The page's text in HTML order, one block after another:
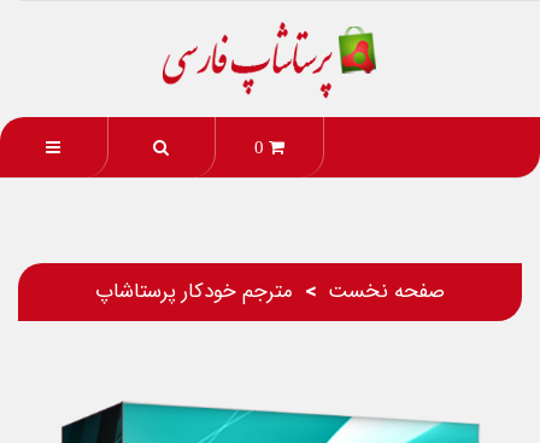
0
صفحه نخست مترجم خودکار پرستاشاپ